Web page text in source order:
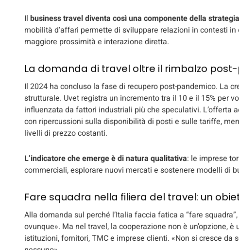
Il business travel diventa così una componente della
mobilità d’affari permette di sviluppare relazioni in contesti
maggiore prossimità e interazione diretta.
La domanda di travel oltre il rimbalzo
Il 2024 ha concluso la fase di recupero post-pandemico. La
strutturale. Uvet registra un incremento tra il 10 e il 15% per
influenzata da fattori industriali più che speculativi. L’offerta
con ripercussioni sulla disponibilità di posti e sulle tariffe,
livelli di prezzo costanti.
L’indicatore che emerge è di natura qualitativa: le imprese
commerciali, esplorare nuovi mercati e sostenere modelli di
Fare squadra nella filiera del travel: un
Alla domanda sul perché l’Italia faccia fatica a “fare
ovunque». Ma nel travel, la cooperazione non è un’opzione,
istituzioni, fornitori, TMC e imprese clienti. «Non si cresce da